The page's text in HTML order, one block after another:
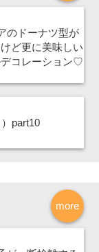
のドーナツ型が
ど更に美味しい
コレーション♡
part10
more